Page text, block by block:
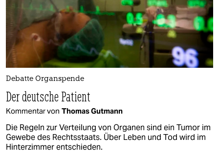
Debatte Organspende
Der deutsche Patient
Kommentar von Thomas Gutmann
Die Regeln zur Verteilung von Organen sind ein Tumor im
Gewebe des Rechtsstaats. Über Leben und Tod wird im
Hinterzimmer entschieden.